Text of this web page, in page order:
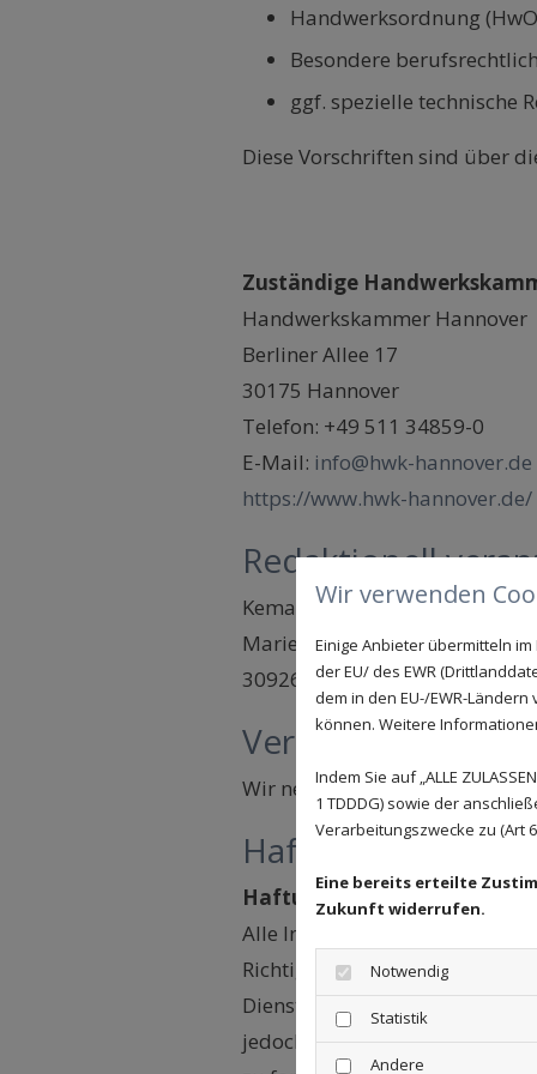
Handwerksordnung
Besondere
ggf. spezielle technische
Diese Vorschriften sind über
Zuständige
Handwerkskammer Hannover
Berliner Allee 17
30175 Hannover
Telefon: +49 511 34859-0
E-Mail: info@hwk-hannover.de
https://www.hwk-hannover.de/
Redaktionell
Kemal Cinar
Marie-Curie-Straße 2
30926 Seelze OT Letter Süd
Wir nehmen an keinem
Haftung für Inhalte
Alle Inhalte unseres
Richtigkeit, Vollständigkeit
Diensteanbieter sind wir für
jedoch nicht verpflichtet,
Wir verwenden
Einige Anbieter übermitteln
der EU/ des EWR
dem in den EU-/EWR-
können. Weitere
Indem Sie auf „ALLE
1 TDDDG) sowie der
Verarbeitungszwecke zu (Art 6
Eine bereits erteilte
Zukunft widerrufen.
Notwendig
Statistik
Andere